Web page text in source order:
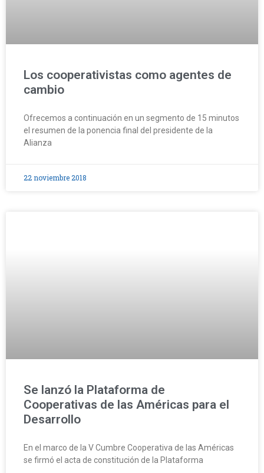
Los cooperativistas como agentes de
cambio
Ofrecemos a continuación en un segmento de 15 minutos
el resumen de la ponencia final del presidente de la
Alianza
22 noviembre 2018
Se lanzó la Plataforma de
Cooperativas de las Américas para el
Desarrollo
En el marco de la V Cumbre Cooperativa de las Américas
se firmó el acta de constitución de la Plataforma